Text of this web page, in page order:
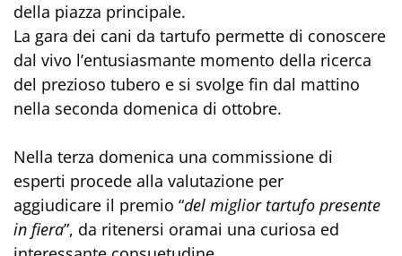
della piazza principale.
La gara dei cani da tartufo permette di conoscere
dal vivo l’entusiasmante momento della ricerca
del prezioso tubero e si svolge fin dal mattino
nella seconda domenica di ottobre.
Nella terza domenica una commissione di
esperti procede alla valutazione per
aggiudicare il premio “del miglior tartufo presente
in fiera”, da ritenersi oramai una curiosa ed